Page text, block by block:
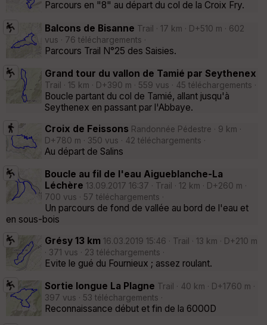
Parcours en "8" au départ du col de la Croix Fry.
Balcons de Bisanne Trail · 17 km · D+510 m · 602
vus · 76 téléchargements ·
Parcours Trail N°25 des Saisies.
Grand tour du vallon de Tamié par Seythenex
Trail · 15 km · D+390 m · 559 vus · 45 téléchargements ·
Boucle partant du col de Tamié, allant jusqu'à
Seythenex en passant par l'Abbaye.
Croix de Feissons Randonnée Pédestre · 9 km ·
D+780 m · 350 vus · 42 téléchargements ·
Au départ de Salins
Boucle au fil de l'eau Aigueblanche-La
Léchère 13.09.2017 16:37 · Trail · 12 km · D+260 m ·
700 vus · 57 téléchargements ·
Un parcours de fond de vallée au bord de l'eau et
en sous-bois
Grésy 13 km 16.03.2019 15:46 · Trail · 13 km · D+210 m
· 371 vus · 23 téléchargements ·
Evite le gué du Fournieux ; assez roulant.
Sortie longue La Plagne Trail · 40 km · D+1760 m ·
397 vus · 53 téléchargements ·
Reconnaissance début et fin de la 6000D